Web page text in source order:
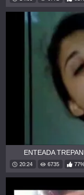
ENTEADA
20:24 6735